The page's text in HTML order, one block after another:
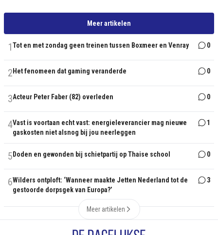
Meer artikelen
1Tot en met zondag geen treinen tussen Boxmeer en Venray 0
2 Het fenomeen dat gaming veranderde 0
3Acteur Peter Faber (82) overleden 0
4Vast is voortaan echt vast: energieleverancier mag nieuwe
gaskosten niet alsnog bij jou neerleggen
1
5 Doden en gewonden bij schietpartij op Thaise school 0
6Wilders ontploft: ‘Wanneer maakte Jetten Nederland tot de
gestoorde dorpsgek van Europa?’
3
Meer artikelen